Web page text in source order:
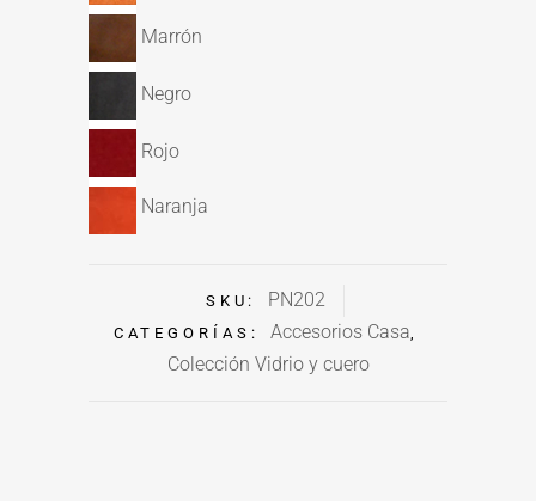
Marrón
Negro
Rojo
Naranja
SKU: PN202
CATEGORÍAS: Accesorios Casa,
Colección Vidrio y cuero